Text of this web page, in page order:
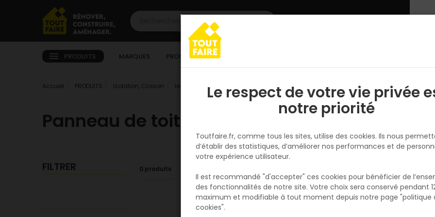
PRODUITS MARQUES PROMOTIONS
Accueil PRODUITS Isolation, Cloison Isolation sol et mur Panneau de toiture
Panneau de toiture
FILTRER 0 produits
Le respect de votre vie privée
notre priorité
Toutfaire.fr, comme tous les sites, utilise des cookies. Ils nous
d’établir des statistiques, d’améliorer nos performances et de
votre expérience utilisateur.
Il est recommandé "d'accepter" ces cookies pour bénéficier de
des fonctionnalités de notre site. Votre choix sera conservé pendant
maximum et modifiable à tout moment depuis notre page "politique
cookies".